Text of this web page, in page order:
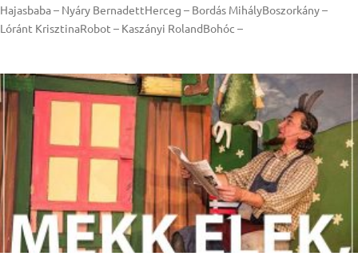
Hajasbaba – Nyáry BernadettHerceg – Bordás MihályBoszorkány –
Lóránt KrisztinaRobot – Kaszányi RolandBohóc –